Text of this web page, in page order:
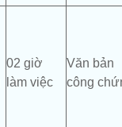
02 giờ
làm việc
Văn bản
công